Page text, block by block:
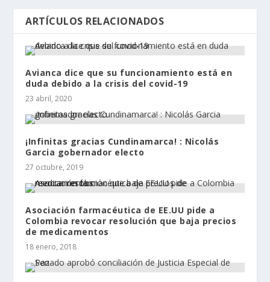
ARTÍCULOS RELACIONADOS
Avianca dice que su funcionamiento está en
duda debido a la crisis del covid-19
23 abril, 2020
¡Infinitas gracias Cundinamarca! : Nicolás
Garcia gobernador electo
27 octubre, 2019
Asociación farmacéutica de EE.UU pide a
Colombia revocar resolución que baja precios
de medicamentos
18 enero, 2018